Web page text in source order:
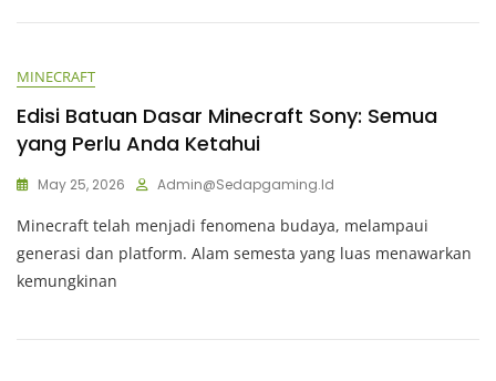
MINECRAFT
Edisi Batuan Dasar Minecraft Sony: Semua
yang Perlu Anda Ketahui
May 25, 2026 Admin@sedapgaming.id
Minecraft telah menjadi fenomena budaya, melampaui
generasi dan platform. Alam semesta yang luas menawarkan
kemungkinan